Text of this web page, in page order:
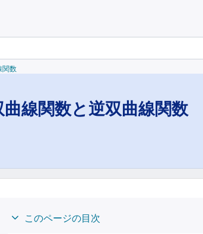
関数
曲線関数と逆双曲線関数
このページの目次